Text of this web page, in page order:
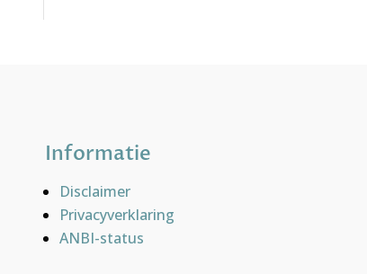
Informatie
Disclaimer
Privacyverklaring
ANBI-status